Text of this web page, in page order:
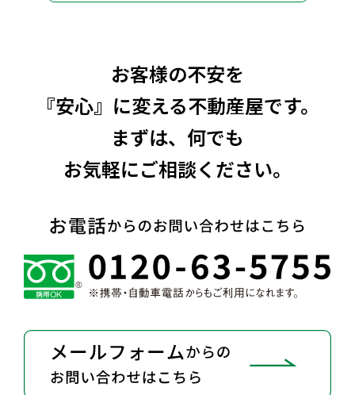
お客様の不安を
『安心』に変える不動産屋です。
まずは、何でも
お気軽にご相談ください。